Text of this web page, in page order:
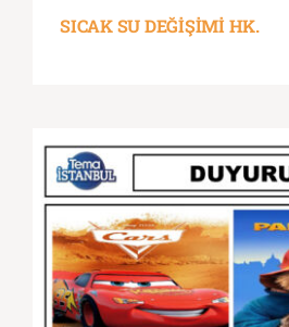
SICAK SU DEĞİŞİMİ HK.